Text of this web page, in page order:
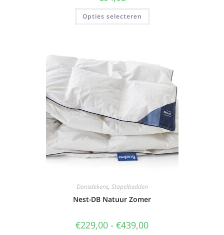
Opties selecteren
Donsdekens, Stapelbedden
Nest-DB Natuur Zomer
€229,00 - €439,00